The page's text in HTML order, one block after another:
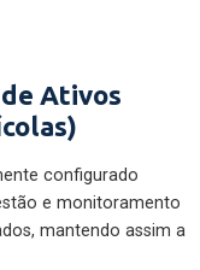
Ativos
configurado
e monitoramento
mantendo assim a